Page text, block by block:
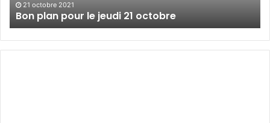
21 octobre 2021
Bon plan pour le jeudi 21 octobre